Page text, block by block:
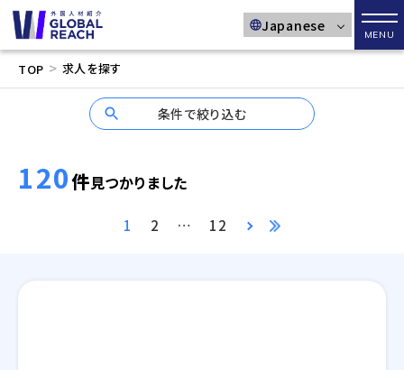
メ
TOP > 求人を探す
条件で絞り込む
120件見つかりました
1 2 … 12